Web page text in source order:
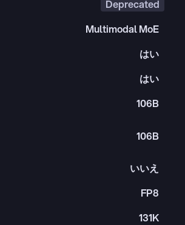
Deprecated
Multimodal MoE
はい
はい
106B
106B
いいえ
FP8
131K